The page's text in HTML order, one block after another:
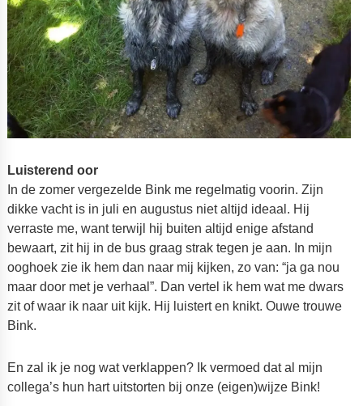
Luisterend oor
In de zomer vergezelde Bink me regelmatig voorin. Zijn
dikke vacht is in juli en augustus niet altijd ideaal. Hij
verraste me, want terwijl hij buiten altijd enige afstand
bewaart, zit hij in de bus graag strak tegen je aan. In mijn
ooghoek zie ik hem dan naar mij kijken, zo van: “ja ga nou
maar door met je verhaal”. Dan vertel ik hem wat me dwars
zit of waar ik naar uit kijk. Hij luistert en knikt. Ouwe trouwe
Bink.
En zal ik je nog wat verklappen? Ik vermoed dat al mijn
collega’s hun hart uitstorten bij onze (eigen)wijze Bink!